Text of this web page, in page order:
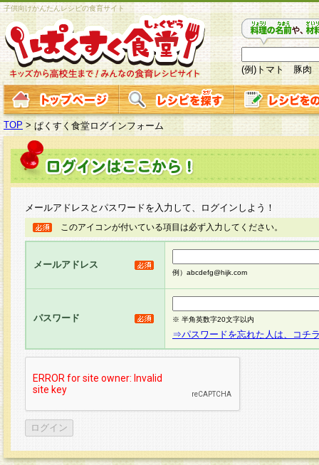
子供向けかんたんレシピの食育サイト
(例)トマト 豚肉
TOP > ぱくすく食堂ログインフォーム
メールアドレスとパスワードを入力して、ログインしよう！
このアイコンが付いている項目は必ず入力してください。
メールアドレス
例）abcdefg@hijk.com
パスワード ※ 半角英数字20文字以内
⇒パスワードを忘れた人は、コチ